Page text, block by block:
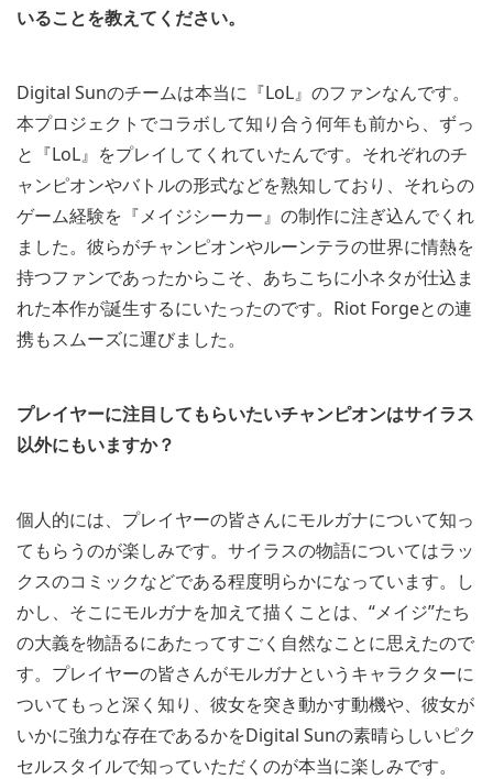
いることを教えてください。
Digital Sunのチームは本当に『LoL』のファンなんです。
本プロジェクトでコラボして知り合う何年も前から、ずっ
と『LoL』をプレイしてくれていたんです。それぞれのチ
ャンピオンやバトルの形式などを熟知しており、それらの
ゲーム経験を『メイジシーカー』の制作に注ぎ込んでくれ
ました。彼らがチャンピオンやルーンテラの世界に情熱を
持つファンであったからこそ、あちこちに小ネタが仕込ま
れた本作が誕生するにいたったのです。Riot Forgeとの連
携もスムーズに運びました。
プレイヤーに注目してもらいたいチャンピオンはサイラス
以外にもいますか？
個人的には、プレイヤーの皆さんにモルガナについて知っ
てもらうのが楽しみです。サイラスの物語についてはラッ
クスのコミックなどである程度明らかになっています。し
かし、そこにモルガナを加えて描くことは、“メイジ”たち
の大義を物語るにあたってすごく自然なことに思えたので
す。プレイヤーの皆さんがモルガナというキャラクターに
ついてもっと深く知り、彼女を突き動かす動機や、彼女が
いかに強力な存在であるかをDigital Sunの素晴らしいピク
セルスタイルで知っていただくのが本当に楽しみです。